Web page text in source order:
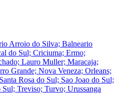
Arroio do Silva; Balneario
do Sul; Criciuma; Ermo;
Lauro Muller; Maracaja;
Grande; Nova Veneza; Orleans;
Rosa do Sul; Sao Joao do Sul;
Treviso; Turvo; Urussanga